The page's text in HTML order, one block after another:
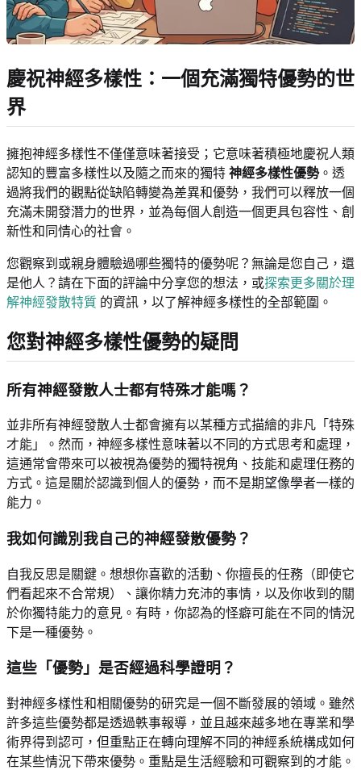
慶祝神經多樣性：一個充滿獨特優勢的世
界
擁抱神經多樣性不僅僅意味著接受；它意味著積極地慶祝人類
認知的豐富多樣性以及隨之而來的獨特 神經多樣性優勢。透
過將我們的觀點從缺陷轉變為差異和優勢，我們可以釋放一個
充滿未開發潛力的世界，並為每個人創造一個更具包容性、創
新性和同情心的社會。
您觀察到或親身體驗過哪些獨特的優勢呢？無論是您自己，還
是他人？請在下面的評論中分享您的想法，或探索更多關於理
解神經發散特質 的資訊，以了解神經多樣性的全部範圍。
您對神經多樣性優勢的疑問
所有神經發散人士都有特殊才能嗎？
並非所有神經發散人士都會擁有以某種方式描繪的非凡「特殊
才能」。然而，神經多樣性意味著以不同的方式思考和處理，
這通常會帶來可以被視為優勢的獨特視角、技能和處理任務的
方式。這是關於認識到個人的優勢，而不是期望像學者一樣的
能力。
我如何識別我自己的神經發散優勢？
自我反思是關鍵。想想你喜歡的活動、你擅長的任務（即使它
們看起來不合常規）、讓你精力充沛的事情，以及你收到的關
於你獨特能力的意見。有時，你認為的怪癖可能在不同的情況
下是一種優勢。
這些「優勢」是否經過科學證明？
對神經多樣性和相關優勢的研究是一個不斷發展的領域。雖然
許多這些優勢都是透過軼事報導，並且越來越多地在專業和學
術界得到認可，但重點正在轉向理解不同的神經系統構成如何
在某些情況下帶來優勢。重點是生活經驗和可觀察到的才能。